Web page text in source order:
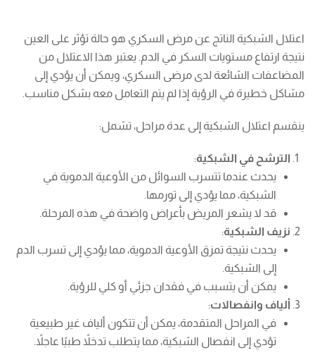
اعتلال الشبكية الناتج عن مرض السكري هو حالة تؤثر على العين
نتيجة ارتفاع مستويات السكر في الدم. يعتبر هذا الاعتلال من
المضاعفات الشائعة لدى مرضى السكري، ويمكن أن يؤدي إلى
مشاكل خطيرة في الرؤية إذا لم يتم التعامل معه بشكل مناسب.
ينقسم اعتلال الشبكية إلى عدة مراحل، تشمل:
الترشح في الشبكية:
يحدث عندما تتسرب السوائل من الأوعية الدموية في
الشبكية، مما يؤدي إلى تورمها.
قد لا يشعر المريض بأعراض واضحة في هذه المرحلة.
نزيف الشبكية:
يحدث نتيجة تمزق الأوعية الدموية، مما يؤدي إلى تسرب الدم
إلى الشبكية.
يمكن أن يتسبب في فقدان جزئي أو كلي للرؤية.
ألياف وانفصالات:
في المراحل المتقدمة، يمكن أن تتكون ألياف غير طبيعية
تؤدي إلى انفصال الشبكية، مما يتطلب تدخلاً طبيًا عاجلاً.